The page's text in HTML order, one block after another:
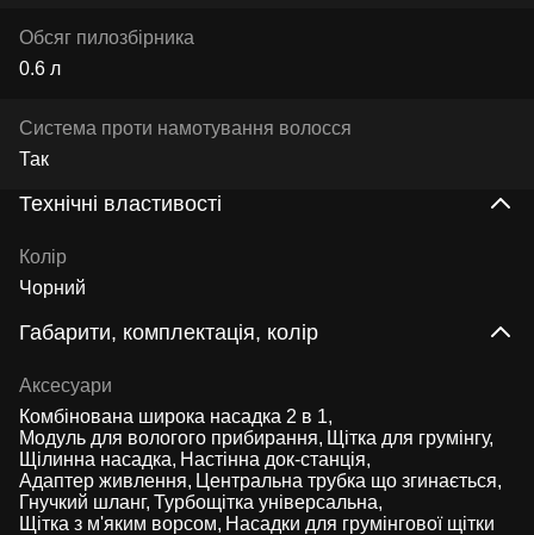
Обсяг пилозбірника
0.6 л
Система проти намотування волосся
Так
Технічні властивості
Колір
Чорний
Габарити, комплектація, колір
Аксесуари
Комбінована широка насадка 2 в 1
Модуль для вологого прибирання
Щітка для грумінгу
Щілинна насадка Настінна док-станція
Адаптер живлення
Центральна трубка що згинається
Гнучкий шланг Турбощітка універсальна
Щітка з м'яким ворсом Насадки для грумінгової щітки